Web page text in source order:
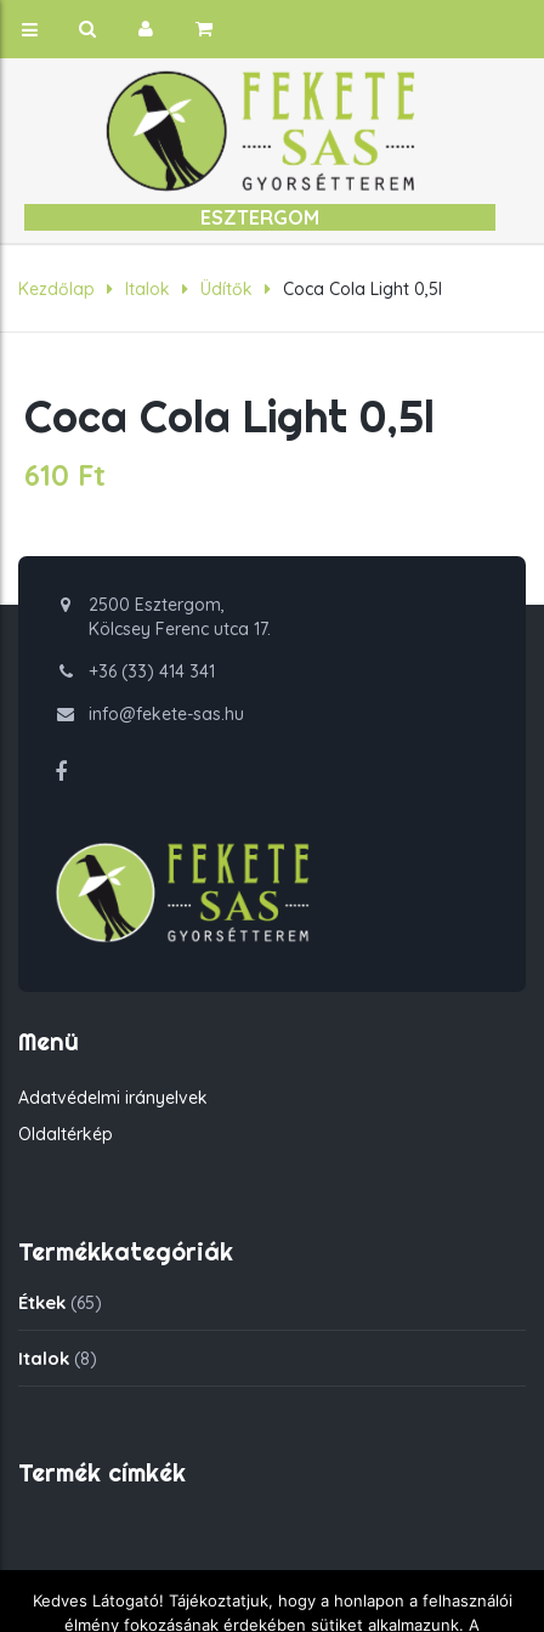
ESZTERGOM
Kezdőlap Italok Üdítők Coca Cola Light 0,5l
Coca Cola Light 0,5l
610 Ft
2500 Esztergom,
Kölcsey Ferenc utca 17.
+36 (33) 414 341
info@fekete-sas.hu
Menü
Adatvédelmi irányelvek
Oldaltérkép
Termékkategóriák
Étkek (65)
Italok (8)
Termék címkék
Copyright © 2018 - Fekete Sas Gyorsétkezde - Minden jog
Kedves Látogató! Tájékoztatjuk, hogy a honlapon a felhasználói
élmény fokozásának érdekében sütiket alkalmazunk. A